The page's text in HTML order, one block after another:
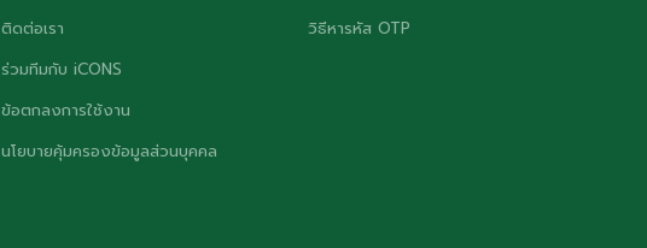
ติดต่อเรา
ร่วมทีมกับ iCONS
ข้อตกลงการใช้งาน
นโยบายคุ้มครองข้อมูลส่วนบุคคล
วิธีหารหัส OTP